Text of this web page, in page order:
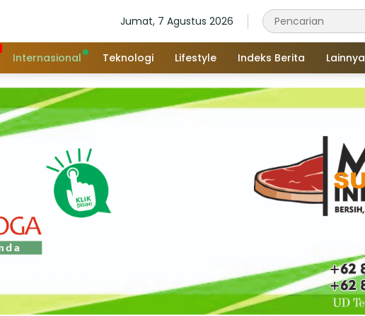
Jumat, 7 Agustus 2026
Internasional Teknologi Lifestyle Indeks Berita Lainnya